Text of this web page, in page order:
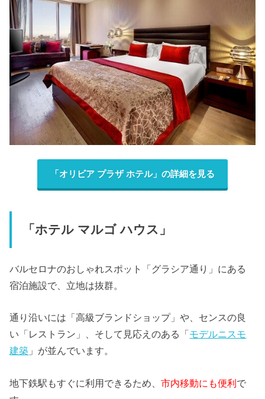
「オリビア プラザ ホテル」の詳細を見る
「ホテル マルゴ ハウス」
バルセロナのおしゃれスポット「グラシア通り」にある
宿泊施設で、立地は抜群。
通り沿いには「高級ブランドショップ」や、センスの良
い「レストラン」、そして見応えのある「 モデルニスモ
建築 」が並んでいます。
地下鉄駅もすぐに利用できるため、市内移動にも便利で